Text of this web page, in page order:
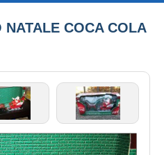
COCA COLA